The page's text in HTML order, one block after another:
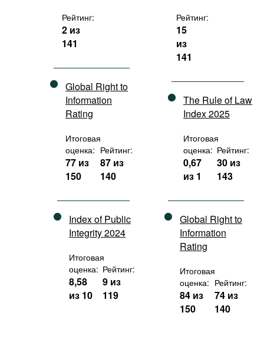
Рейтинг:
2 из
141
Global Right to
Information
Rating
Итоговая
оценка:
77 из
150
Рейтинг:
87 из
140
Index of Public
Integrity 2024
Итоговая
оценка:
8,58
из 10
Рейтинг:
9 из
119
Рейтинг:
15
из
141
The Rule of Law
Index 2025
Итоговая
оценка:
0,67
из 1
Рейтинг:
30 из
143
Global Right to
Information
Rating
Итоговая
оценка:
84 из
150
Рейтинг:
74 из
140